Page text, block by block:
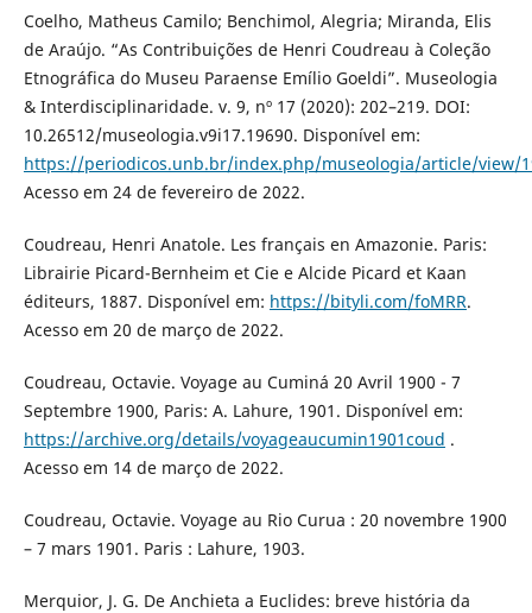
Coelho, Matheus Camilo; Benchimol, Alegria; Miranda, Elis
de Araújo. “As Contribuições de Henri Coudreau à Coleção
Etnográfica do Museu Paraense Emílio Goeldi”. Museologia
& Interdisciplinaridade. v. 9, nº 17 (2020): 202–219. DOI:
10.26512/museologia.v9i17.19690. Disponível em:
https://periodicos.unb.br/index.php/museologia/article/view/
Acesso em 24 de fevereiro de 2022.
Coudreau, Henri Anatole. Les français en Amazonie. Paris:
Librairie Picard-Bernheim et Cie e Alcide Picard et Kaan
éditeurs, 1887. Disponível em: https://bityli.com/foMRR.
Acesso em 20 de março de 2022.
Coudreau, Octavie. Voyage au Cuminá 20 Avril 1900 - 7
Septembre 1900, Paris: A. Lahure, 1901. Disponível em:
https://archive.org/details/voyageaucumin1901coud .
Acesso em 14 de março de 2022.
Coudreau, Octavie. Voyage au Rio Curua : 20 novembre 1900
– 7 mars 1901. Paris : Lahure, 1903.
Merquior, J. G. De Anchieta a Euclides: breve história da